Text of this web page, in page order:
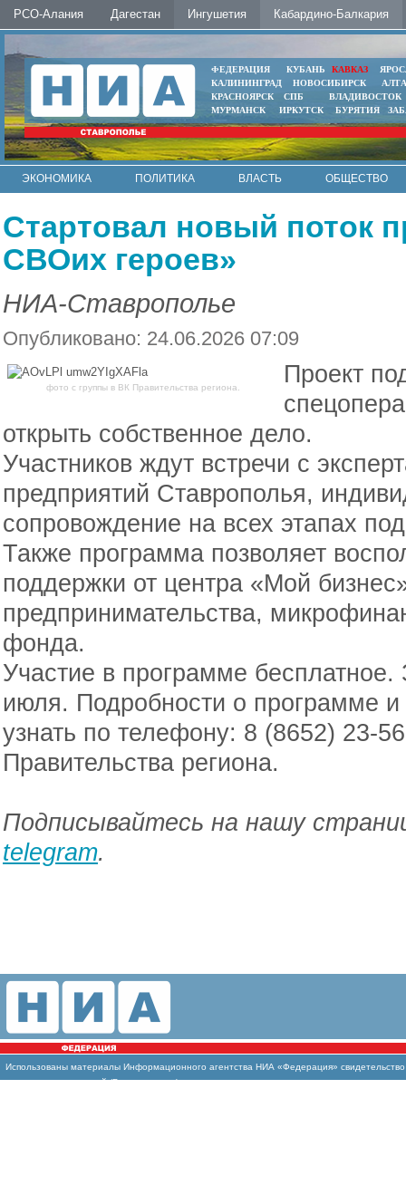
РСО-Алания Дагестан Ингушетия Кабардино-Балкария
ФЕДЕРАЦИЯ КУБАНЬ КАВКАЗ
КАЛИНИНГРАД
НОВОСИБИРСК
КРАСНОЯРСК
СПБ
ВЛАДИВОСТОК
МУРМАНСК
ИРКУТСК БУРЯТИЯ
ЭКОНОМИКА ПОЛИТИКА ВЛАСТЬ
ОБЩЕСТВО
Стартовал новый поток
СВОих героев»
НИА-Ставрополье
Опубликовано: 24.06.2026 07:09
фото с группы в ВК Правительства региона.
Проект
открыть собственное дело.
Участников ждут встречи с
предприятий Ставрополья,
сопровождение на всех этапах
Также программа позволяет
поддержки от центра «Мой
предпринимательства,
фонда.
Участие в программе
июля. Подробности о программе
узнать по телефону: 8 (8652) 23-
Правительства региона.
Подписывайтесь на нашу
telegram.
Использованы материалы Информационного агентства НИА «Федерация»
массовых коммуникаций (Роскомнадзор)